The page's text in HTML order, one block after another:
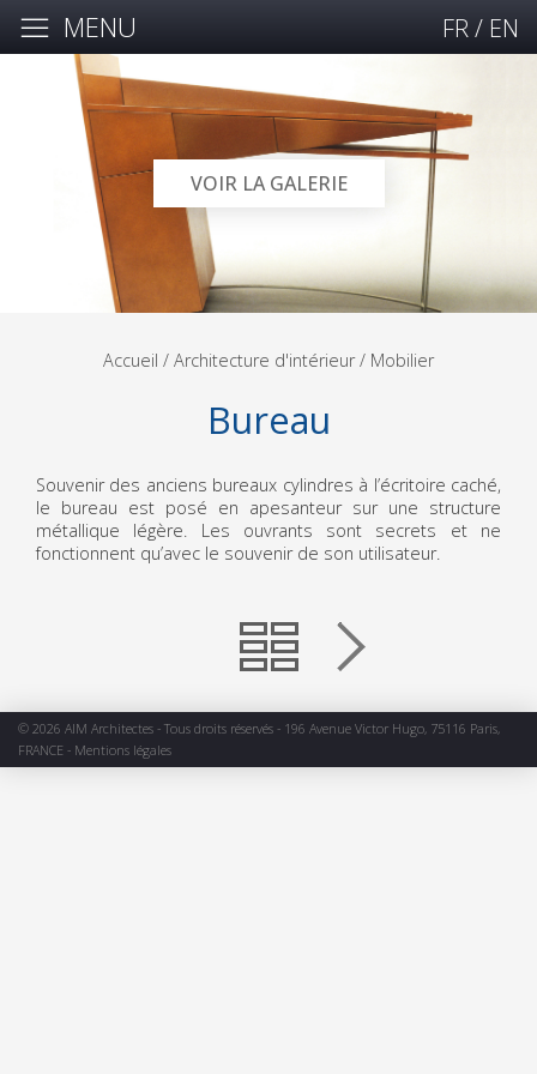
FR/ EN
MENU
VOIR LA GALERIE
Accueil / Architecture d'intérieur / Mobilier
Bureau
Souvenir des anciens bureaux cylindres à l’écritoire caché,
le bureau est posé en apesanteur sur une structure
métallique légère. Les ouvrants sont secrets et ne
fonctionnent qu’avec le souvenir de son utilisateur.
© 2026 AIM Architectes - Tous droits réservés - 196 Avenue Victor Hugo, 75116 Paris,
FRANCE - Mentions légales